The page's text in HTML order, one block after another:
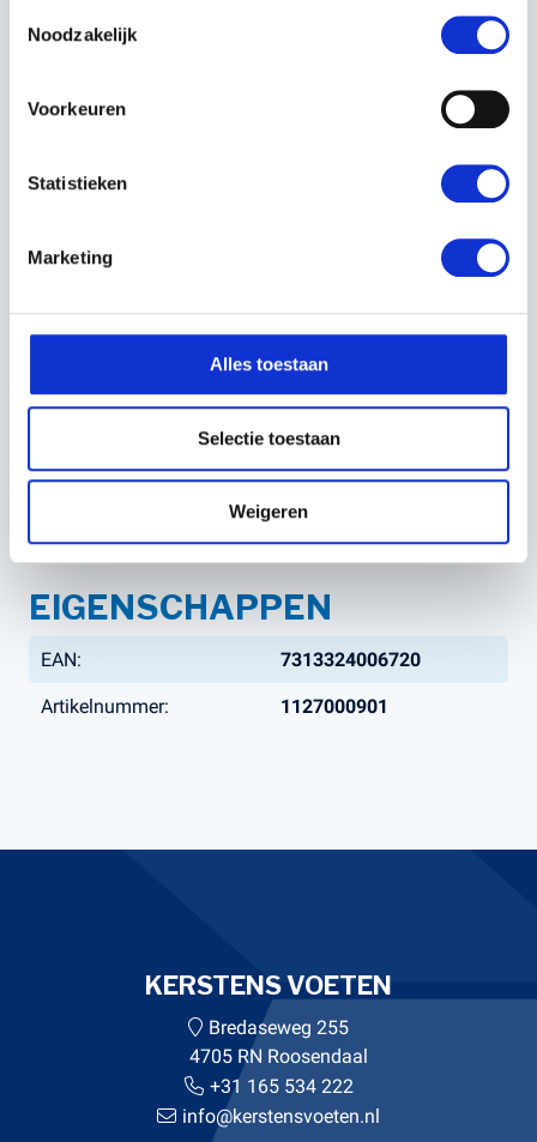
Noodzakelijk
Voorkeuren
Statistieken
Marketing
Alles toestaan
Selectie toestaan
Weigeren
Stiga A1500
Stiga A3000
Stiga A7500
Stiga G600
Stiga G3600
De messen zijn ook bekend onder de volgende nummers:
381108619/0
3811086190
EIGENSCHAPPEN
EAN: 7313324006720
Artikelnummer: 1127000901
KERSTENS VOETEN
Bredaseweg 255
4705 RN Roosendaal
+31 165 534 222
info@kerstensvoeten.nl